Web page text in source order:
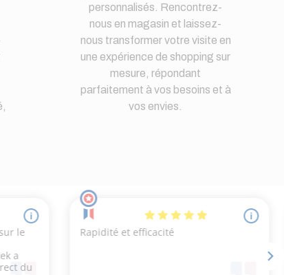
personnalisés. Rencontrez-
nous en magasin et laissez-
nous transformer votre visite en
une expérience de shopping sur
mesure, répondant
parfaitement à vos besoins et à
vos envies.